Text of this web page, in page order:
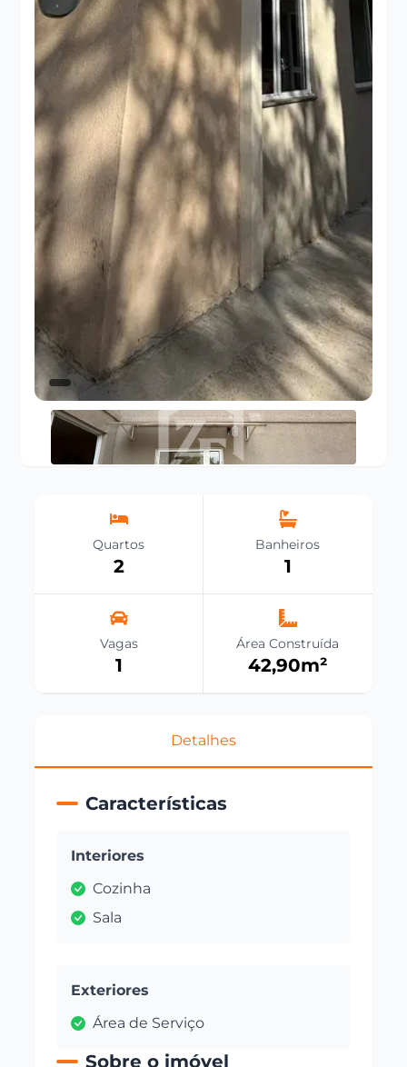
Quartos
2
Banheiros
1
Vagas
1
Área Construída
42,90m²
Detalhes
Características
Interiores
Cozinha
Sala
Exteriores
Área de Serviço
Sobre o imóvel